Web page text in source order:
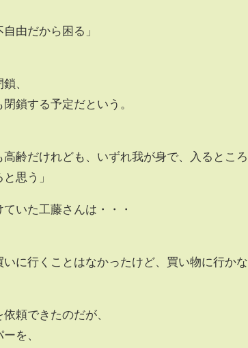
由だから困る」
、
鎖する予定だという。
齢だけれども、いずれ我が身で、入るところ
思う」
いた工藤さんは・・・
に行くことはなかったけど、買い物に行かな
頼できたのだが、
を、